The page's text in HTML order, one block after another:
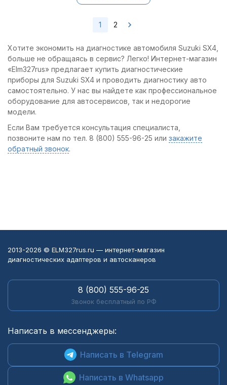
1 2
Хотите экономить на диагностике автомобиля Suzuki SX4,
больше не обращаясь в сервис? Легко! Интернет-магазин
«Elm327rus» предлагает купить диагностические
приборы для Suzuki SX4 и проводить диагностику авто
самостоятельно. У нас вы найдете как профессиональное
оборудование для автосервисов, так и недорогие
модели.
Если Вам требуется консультация специалиста,
позвоните нам по тел. 8 (800) 555-96-25 или закажите
обратный звонок.
2013-2026 © ELM327rus.ru — интернет-магазин
диагностических адаптеров и автосканеров
8 (800) 555-96-25
Звонок бесплатный по РФ
Написать в мессенджеры:
Написать в Telegram
Написать в Whatsapp